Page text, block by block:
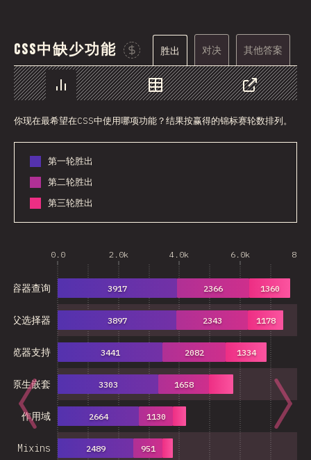
CSS中缺少功能
Sponsor This Chart
胜出 对决 其他答案
数据
分享
你现在最希望在CSS中使用哪项功能？结果按赢得的锦标赛轮数排列。
第一轮胜出
第二轮胜出
第三轮胜出
0.0 2.0k 4.0k 6.0k 8.0k
Mixins
作用域
原生嵌套
浏览器支持
父选择器
容器查询
2489
2664
3303
3441
3897
3917
951
1130
1658
2082
2343
2366
1334
1178
1360